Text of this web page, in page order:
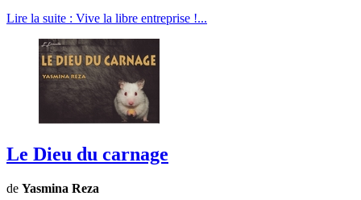
Lire la suite : Vive la libre entreprise !...
Le Dieu du carnage
de Yasmina Reza